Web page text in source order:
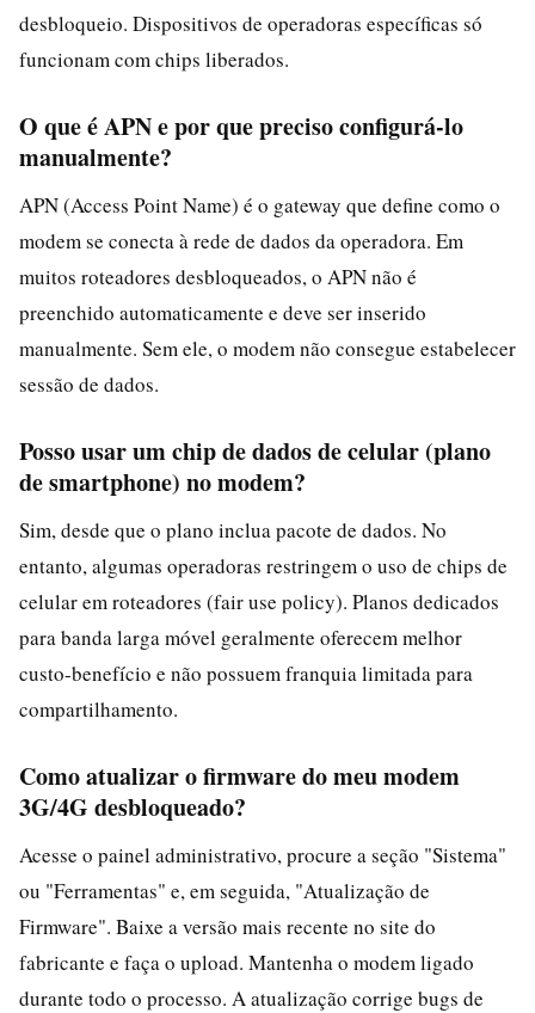
desbloqueio. Dispositivos de operadoras específicas só
funcionam com chips liberados.
O que é APN e por que preciso configurá-lo
manualmente?
APN (Access Point Name) é o gateway que define como o
modem se conecta à rede de dados da operadora. Em
muitos roteadores desbloqueados, o APN não é
preenchido automaticamente e deve ser inserido
manualmente. Sem ele, o modem não consegue estabelecer
sessão de dados.
Posso usar um chip de dados de celular (plano
de smartphone) no modem?
Sim, desde que o plano inclua pacote de dados. No
entanto, algumas operadoras restringem o uso de chips de
celular em roteadores (fair use policy). Planos dedicados
para banda larga móvel geralmente oferecem melhor
custo-benefício e não possuem franquia limitada para
compartilhamento.
Como atualizar o firmware do meu modem
3G/4G desbloqueado?
Acesse o painel administrativo, procure a seção "Sistema"
ou "Ferramentas" e, em seguida, "Atualização de
Firmware". Baixe a versão mais recente no site do
fabricante e faça o upload. Mantenha o modem ligado
durante todo o processo. A atualização corrige bugs de